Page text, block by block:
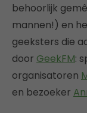
behoorlijk
mannen!) en
geeksters die
door GeekFM:
organisatoren
en bezoeker